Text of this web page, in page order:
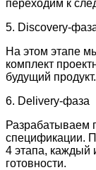
переходим к
5. Discovery-
На этом этапе
комплект
будущий продукт.
6. Delivery-фаза
Разрабатываем
спецификации.
4 этапа, каждый
готовности.